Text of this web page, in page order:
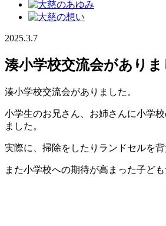
2025.3.7
湊小学校交流会がありま
湊小学校交流会がありました。
小学生のお兄さん、お姉さんに小学
ました。
実際に、掃除をしたりランドセルを背
また小学校への期待が高まった子ども